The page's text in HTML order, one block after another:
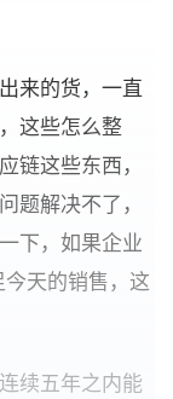
来的货，一直
这些怎么整
链这些东西，
题解决不了，
下，如果企业
天的销售，这
续五年之内能